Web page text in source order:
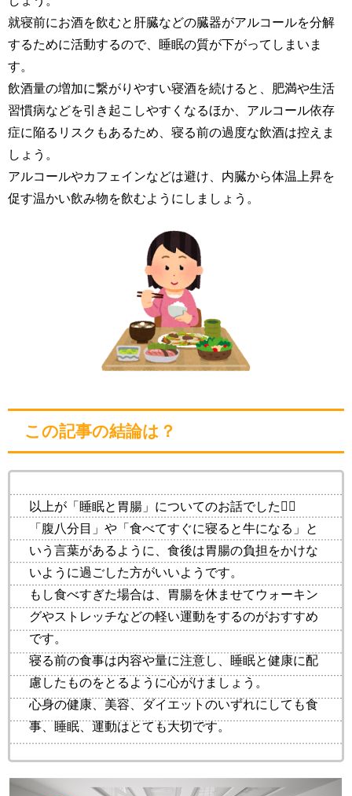
就寝前にお酒を飲むと肝臓などの臓器がアルコールを分解
するために活動するので、睡眠の質が下がってしまいま
す。
飲酒量の増加に繋がりやすい寝酒を続けると、肥満や生活
習慣病などを引き起こしやすくなるほか、アルコール依存
症に陥るリスクもあるため、寝る前の過度な飲酒は控えま
しょう。
アルコールやカフェインなどは避け、内臓から体温上昇を
促す温かい飲み物を飲むようにしましょう。
この記事の結論は？
以上が「睡眠と胃腸」についてのお話でした💁‍♀️
「腹八分目」や「食べてすぐに寝ると牛になる」と
いう言葉があるように、食後は胃腸の負担をかけな
いように過ごした方がいいようです。
もし食べすぎた場合は、胃腸を休ませてウォーキン
グやストレッチなどの軽い運動をするのがおすすめ
です。
寝る前の食事は内容や量に注意し、睡眠と健康に配
慮したものをとるように心がけましょう。
心身の健康、美容、ダイエットのいずれにしても食
事、睡眠、運動はとても大切です。